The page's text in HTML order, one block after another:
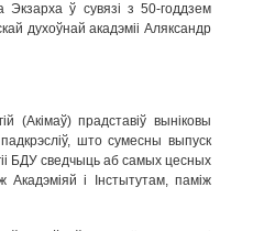
Экзарха ў сувязі з 50-годдзем
духоўнай акадэміі Аляксандр
(Акімаў) прадставіў выніковы
што сумесны выпуск
БДУ сведчыць аб самых цесных
Акадэміяй і Інстытутам, паміж